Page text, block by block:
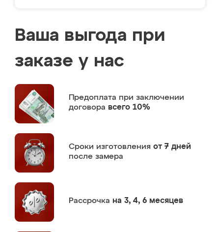
Ваша выгода при
заказе у нас
Предоплата при заключении
договора всего 10%
Сроки изготовления от 7 дней
после замера
Рассрочка на 3, 4, 6 месяцев